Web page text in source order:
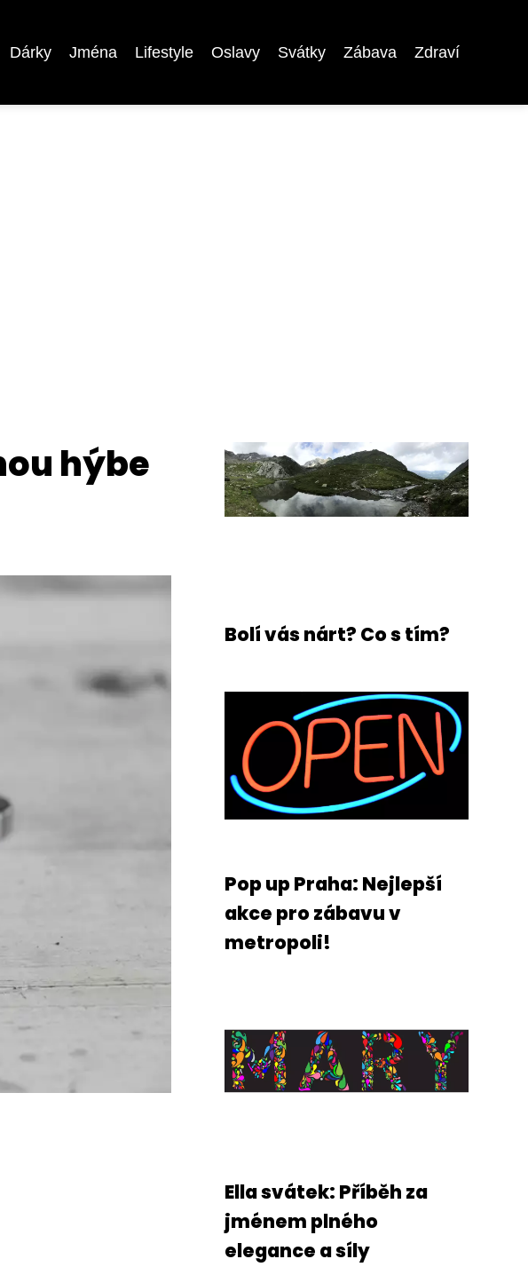
Dárky Jména Lifestyle Oslavy Svátky Zábava Zdraví
hýbe
Bolí vás nárt? Co s tím?
Pop up Praha: Nejlepší
akce pro zábavu v
metropoli!
Ella svátek: Příběh za
jménem plného
elegance a síly